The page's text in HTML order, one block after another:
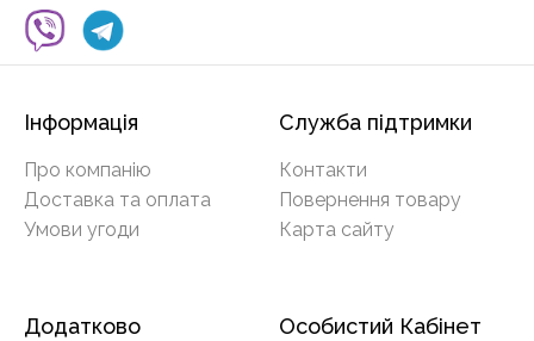
Інформація
Про компанію
Доставка та оплата
Умови угоди
Служба підтримки
Контакти
Повернення товару
Карта сайту
Додатково Особистий Кабінет